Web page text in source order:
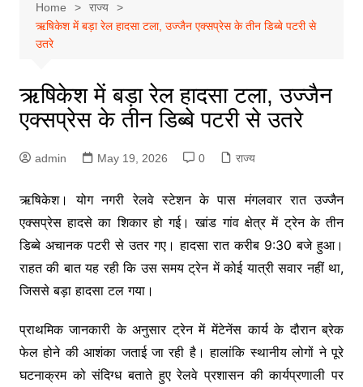
Home
राज्य
ऋषिकेश में बड़ा रेल हादसा टला, उज्जैन एक्सप्रेस के तीन डिब्बे पटरी से
उतरे
ऋषिकेश में बड़ा रेल हादसा टला, उज्जैन
एक्सप्रेस के तीन डिब्बे पटरी से उतरे
admin May 19, 2026 0 राज्य
ऋषिकेश। योग नगरी रेलवे स्टेशन के पास मंगलवार रात उज्जैन
एक्सप्रेस हादसे का शिकार हो गई। खांड गांव क्षेत्र में ट्रेन के तीन
डिब्बे अचानक पटरी से उतर गए। हादसा रात करीब 9:30 बजे हुआ।
राहत की बात यह रही कि उस समय ट्रेन में कोई यात्री सवार नहीं था,
जिससे बड़ा हादसा टल गया।
प्राथमिक जानकारी के अनुसार ट्रेन में मेंटेनेंस कार्य के दौरान ब्रेक
फेल होने की आशंका जताई जा रही है। हालांकि स्थानीय लोगों ने पूरे
घटनाक्रम को संदिग्ध बताते हुए रेलवे प्रशासन की कार्यप्रणाली पर